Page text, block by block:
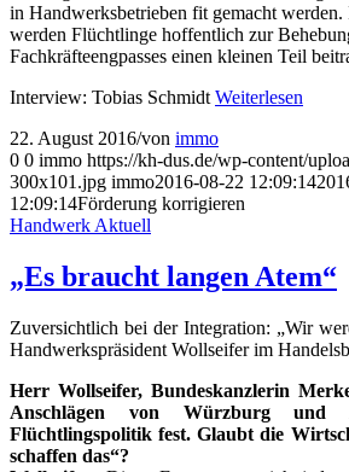
in Handwerksbetrieben fit gemacht
werden Flüchtlinge hoffentlich zur
Fachkräfteengpasses einen kleinen Teil
Interview: Tobias SchmidtWeiterlesen
22. August 2016/von immo
0 0 immo https://kh-dus.de/wp-content/
300x101.jpg immo2016-08-22 12:09:14
12:09:14Förderung korrigieren
Handwerk Aktuell
„Es braucht langen Atem“
Zuversichtlich bei der Integration: „Wir
Handwerkspräsident Wollseifer im
Herr Wollseifer, Bundeskanzlerin
Anschlägen von Würzburg
Flüchtlingspolitik fest. Glaubt die
schaffen das“?